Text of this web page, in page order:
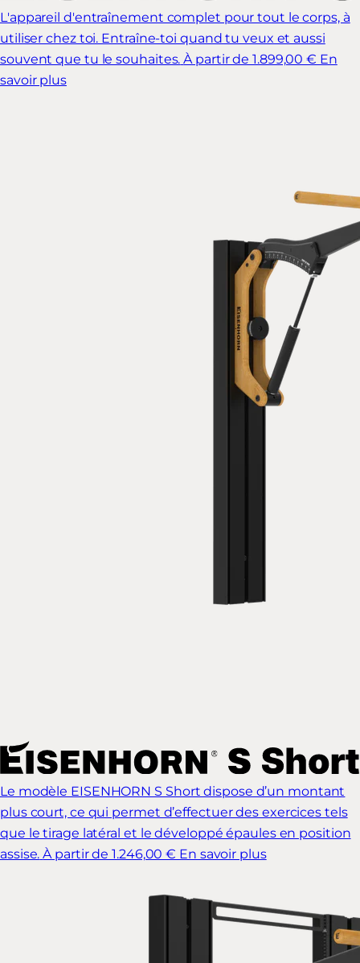
L'appareil d'entraînement complet pour tout le corps, à
utiliser chez toi. Entraîne-toi quand tu veux et aussi
souvent que tu le souhaites. À partir de 1.899,00 € En
savoir plus
Le modèle EISENHORN S Short dispose d’un montant
plus court, ce qui permet d’effectuer des exercices tels
que le tirage latéral et le développé épaules en position
assise. À partir de 1.246,00 € En savoir plus